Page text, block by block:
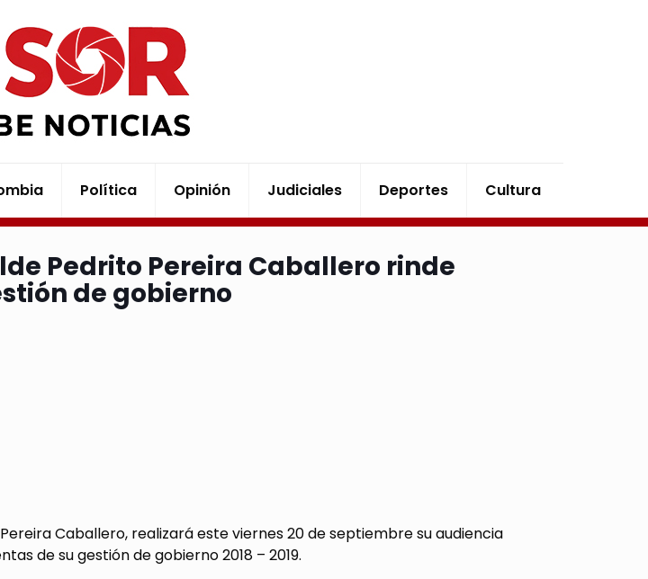
Política Opinión Judiciales Deportes Cultura
Pedrito Pereira Caballero rinde
de gobierno
Caballero, realizará este viernes 20 de septiembre su audiencia
de su gestión de gobierno 2018 – 2019.